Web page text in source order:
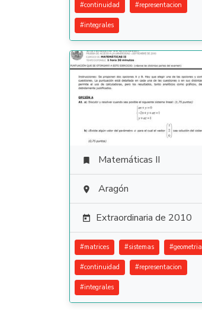
#continuidad #representacion
#integrales
 Matemáticas II
 Aragón
 Extraordinaria de 2010
#matrices #sistemas #geometria
#continuidad #representacion
#integrales